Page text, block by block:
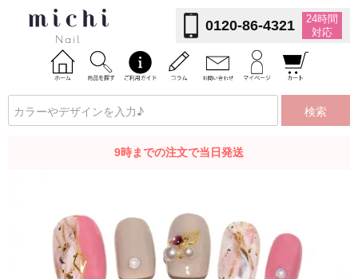
0120-86-4321
24時間
対応
検索
9時までの注文で当日発送